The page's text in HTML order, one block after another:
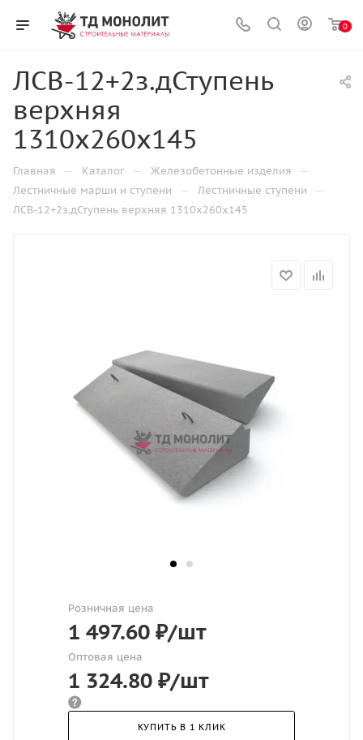
0
ЛСВ-12+2з.дСтупень
верхняя
1310х260х145
Главная — Каталог — Железобетонные изделия —
Лестничные марши и ступени — Лестничные ступени —
ЛСВ-12+2з.дСтупень верхняя 1310х260х145
Розничная цена
1 497.60 ₽/шт
Оптовая цена
1 324.80 ₽/шт
КУПИТЬ В 1 КЛИК